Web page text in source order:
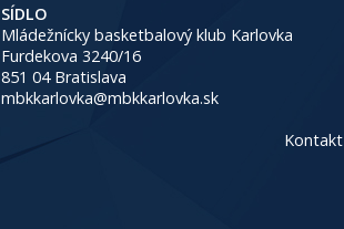
SÍDLO
Mládežnícky basketbalový klub Karlovka
Furdekova 3240/16
851 04 Bratislava
mbkkarlovka@mbkkarlovka.sk
Kontakt